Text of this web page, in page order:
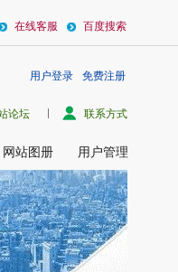
却器(酸冷器)耐各种浓度硫酸腐
用户登录 免费注册
论坛 联系方式
网站图册 用户管理
在线客服 百度搜索